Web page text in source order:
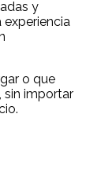
y
o que
sin importar